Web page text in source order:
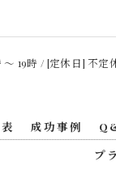
19時 / [定休日] 不定
成功事例
プ